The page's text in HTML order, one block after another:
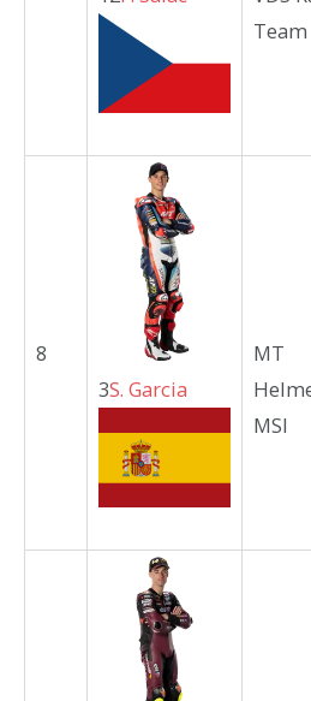
Team
8
3S. Garcia
MT
MSI